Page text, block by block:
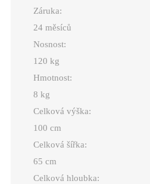
Záruka:
24 měsíců
Nosnost:
120 kg
Hmotnost:
8 kg
Celková výška:
100 cm
Celková šířka:
65 cm
Celková hloubka: